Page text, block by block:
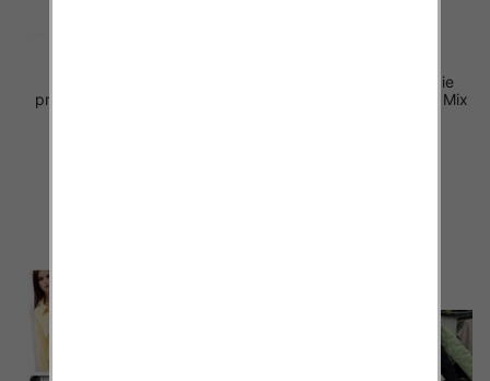
produkt) Roz Standard, Mix
Kurtki damskie (Włoskie
produkt) Roz Standard, Mix